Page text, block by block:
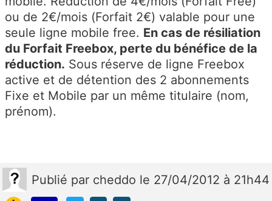
ou de 2€/mois (Forfait 2€) valable pour une
seule ligne mobile free. En cas de résiliation
du Forfait Freebox, perte du bénéfice de la
réduction. Sous réserve de ligne Freebox
active et de détention des 2 abonnements
Fixe et Mobile par un même titulaire (nom,
prénom).
Publié par cheddo le 27/04/2012 à 21h44